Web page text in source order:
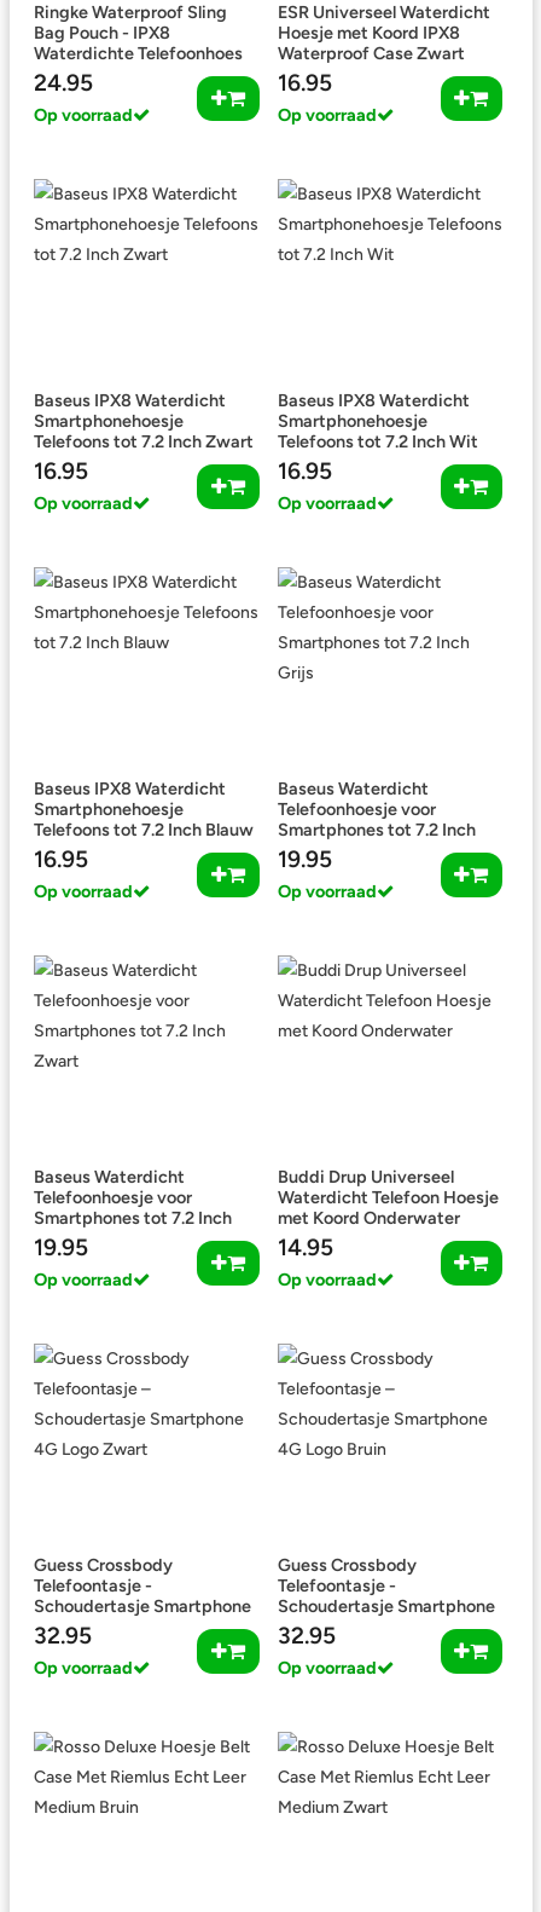
Ringke Waterproof Sling
Bag Pouch - IPX8
Waterdichte Telefoonhoes
Zwart
24.95
Op voorraad
ESR Universeel Waterdicht
Hoesje met Koord IPX8
Waterproof Case Zwart
16.95
Op voorraad
Baseus IPX8 Waterdicht
Smartphonehoesje
Telefoons tot 7.2 Inch Zwart
16.95
Op voorraad
Baseus IPX8 Waterdicht
Smartphonehoesje
Telefoons tot 7.2 Inch Wit
16.95
Op voorraad
Baseus IPX8 Waterdicht
Smartphonehoesje
Telefoons tot 7.2 Inch Blauw
16.95
Op voorraad
Baseus Waterdicht
Telefoonhoesje voor
Smartphones tot 7.2 Inch
Grijs
19.95
Op voorraad
Baseus Waterdicht
Telefoonhoesje voor
Smartphones tot 7.2 Inch
Zwart
19.95
Op voorraad
Buddi Drup Universeel
Waterdicht Telefoon Hoesje
met Koord Onderwater
14.95
Op voorraad
Guess Crossbody
Telefoontasje -
Schoudertasje Smartphone
4G Logo Zwart
32.95
Op voorraad
Guess Crossbody
Telefoontasje -
Schoudertasje Smartphone
4G Logo Bruin
32.95
Op voorraad